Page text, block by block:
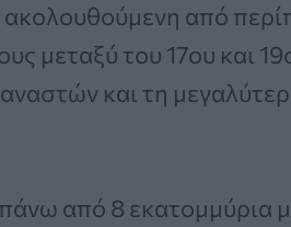
ακολουθούμενη από
μεταξύ του 17ου και
και τη
από 8 εκατομμύρια